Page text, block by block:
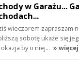
w Garażu...
wieczorem zapraszam
sobotę ukaże się
by o niej… » więcej